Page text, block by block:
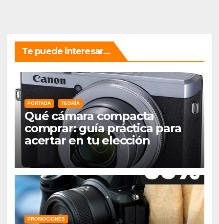
Te puede interesar...
PORTADA TEORÍA
Qué cámara compacta
comprar: guía práctica para
acertar en tu elección
PROMOCIONES